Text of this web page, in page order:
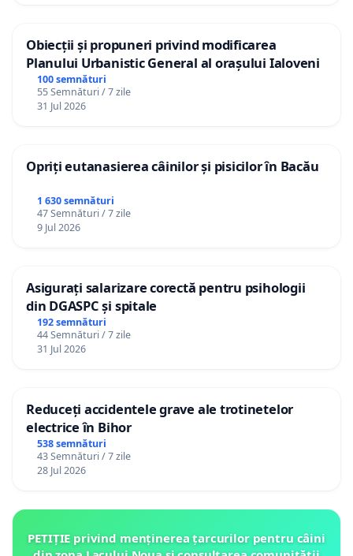
Obiecții și propuneri privind modificarea
Planului Urbanistic General al orașului Ialoveni
100 semnături
55 Semnături / 7 zile
31 Jul 2026
Opriți eutanasierea câinilor și pisicilor în Bacău
1 630 semnături
47 Semnături / 7 zile
9 Jul 2026
Asigurați salarizare corectă pentru psihologii
din DGASPC și spitale
192 semnături
44 Semnături / 7 zile
31 Jul 2026
Reduceți accidentele grave ale trotinetelor
electrice în Bihor
538 semnături
43 Semnături / 7 zile
28 Jul 2026
PETIȚIE privind menținerea țarcurilor pentru câini